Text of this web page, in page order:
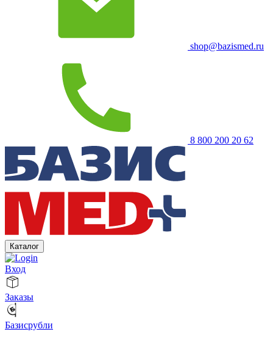
shop@bazismed.ru
8 800 200 20 62
Каталог
Вход
Заказы
Базисрубли